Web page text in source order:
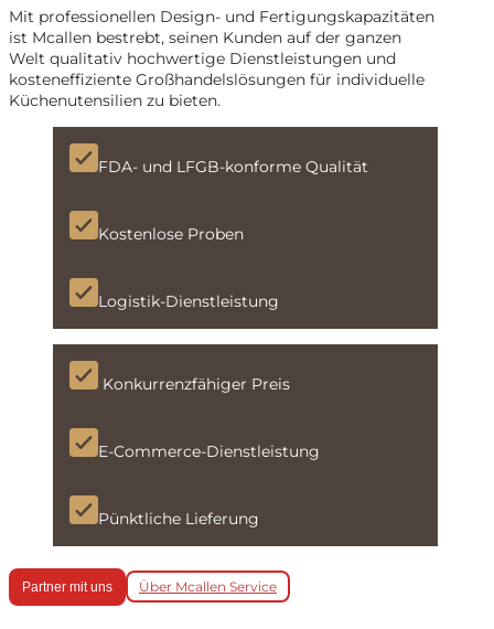
Mit professionellen Design- und Fertigungskapazitäten
ist Mcallen bestrebt, seinen Kunden auf der ganzen
Welt qualitativ hochwertige Dienstleistungen und
kosteneffiziente Großhandelslösungen für individuelle
Küchenutensilien zu bieten.
FDA- und LFGB-konforme Qualität
Kostenlose Proben
Logistik-Dienstleistung
Konkurrenzfähiger Preis
E-Commerce-Dienstleistung
Pünktliche Lieferung
Partner mit uns Über Mcallen Service